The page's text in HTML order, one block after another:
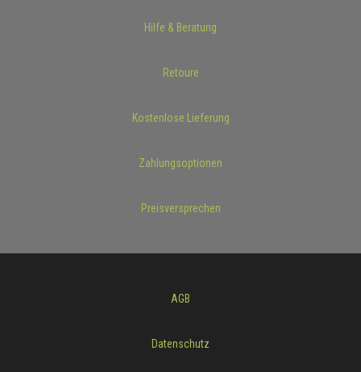
Hilfe & Beratung
Retoure
Kostenlose Lieferung
Zahlungsoptionen
Preisversprechen
AGB
Datenschutz